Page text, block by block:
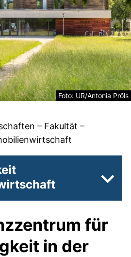
Rechtliche
Foto: UR/Antonia Pröls
– Fakultät –
für
in der